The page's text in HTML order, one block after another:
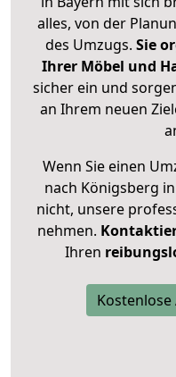
alles, von der
des Umzugs. Sie
Ihrer Möbel und
sicher ein und
an Ihrem neuen
Wenn Sie einen
nach Königsberg
nicht, unsere
nehmen.
Ihren